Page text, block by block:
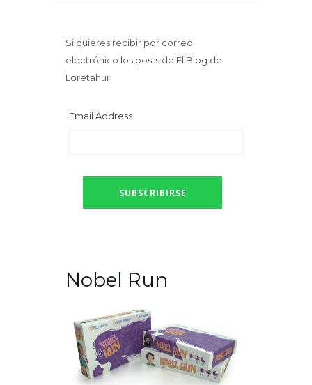
Si quieres recibir por correo
electrónico los posts de El Blog de
Loretahur:
Email Address
Nobel Run